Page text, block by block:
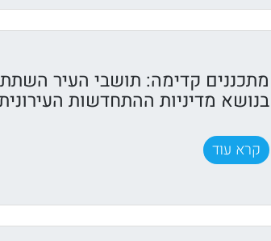
מתכננים קדימה: תושבי העיר
בנושא מדיניות ההתחדשות
קרא עוד